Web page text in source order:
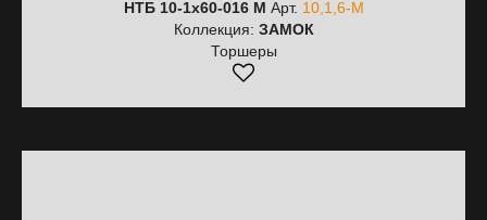
НТБ 10-1х60-016 М Арт. 10,1,6-М
Коллекция: ЗАМОК
Торшеры